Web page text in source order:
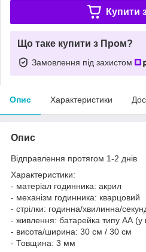
Купити
Що таке купити з Пром?
Замовлення під захистом
Опис Характеристики
Опис
Відправлення протягом 1-2 днів
Характеристики:
- матеріал годинника: акрил
- механізм годинника: кварцовий
- стрілки: годинна/хвилинна/
- живлення: батарейка типу АА (у
- висота/ширина: 30 см / 30 см
- Товщина: 3 мм